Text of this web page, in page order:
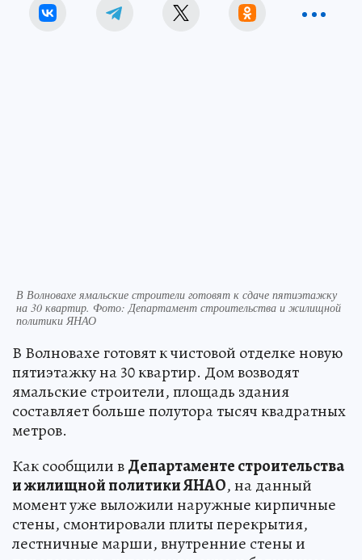
В Волновахе ямальские строители готовят к сдаче пятиэтажку
на 30 квартир. Фото: Департамент строительства и жилищной
политики ЯНАО
В Волновахе готовят к чистовой отделке новую
пятиэтажку на 30 квартир. Дом возводят
ямальские строители, площадь здания
составляет больше полутора тысяч квадратных
метров.
Как сообщили вДепартаменте строительства
и жилищной политики ЯНАО, на данный
момент уже выложили наружные кирпичные
стены, смонтировали плиты перекрытия,
лестничные марши, внутренние стены и